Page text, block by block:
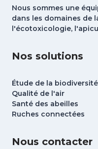
Nous sommes une
dans les domaines de
l'écotoxicologie,
Nos solutions
Étude de la biodiversité
Qualité de l'air
Santé des abeilles
Ruches connectées
Nous contacter